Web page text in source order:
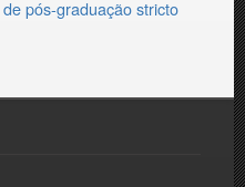
pós-graduação stricto